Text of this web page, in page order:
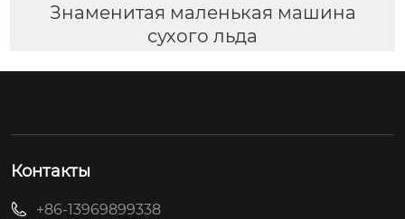
Знаменитая маленькая машина
сухого льда
Контакты
+86-13969899338